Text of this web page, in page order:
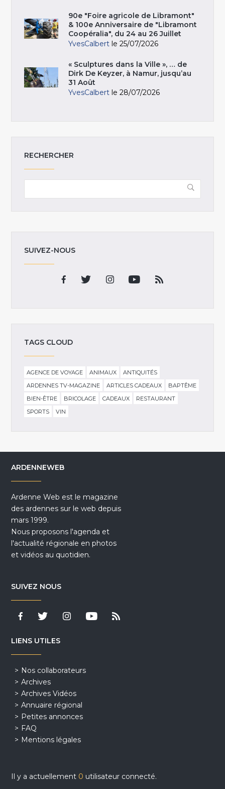
90e "Foire agricole de Libramont"
& 100e Anniversaire de "Libramont
Coopéralia", du 24 au 26 Juillet
YvesCalbert le 25/07/2026
« Sculptures dans la Ville », … de
Dirk De Keyzer, à Namur, jusqu’au
31 Août
YvesCalbert le 28/07/2026
RECHERCHER
SUIVEZ-NOUS
TAGS CLOUD
AGENCE DE VOYAGE ANIMAUX
ANTIQUITÉS
ARDENNES TV-MAGAZINE
ARTICLES CADEAUX
BAPTÊME
BIEN-ÊTRE
BRICOLAGE CADEAUX
RESTAURANT
SPORTS
VIN
ARDENNEWEB
Ardenne Web est le magazine
des ardennes sur le web depuis
mars 1999.
Nous proposons l'agenda et
l'actualité régionale en photos
et vidéos au quotidien.
SUIVEZ NOUS
LIENS UTILES
Nos collaborateurs
Archives
Archives Vidéos
Annuaire régional
Petites annonces
FAQ
Mentions légales
Il y a actuellement 0 utilisateur connecté.